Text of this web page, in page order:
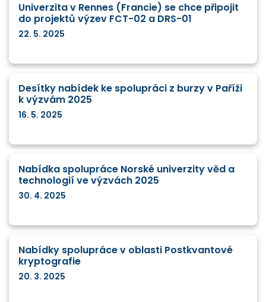
Univerzita v Rennes (Francie) se chce připojit
do projektů výzev FCT-02 a DRS-01
22. 5. 2025
Desítky nabídek ke spolupráci z burzy v Paříži
k výzvám 2025
16. 5. 2025
Nabídka spolupráce Norské univerzity věd a
technologií ve výzvách 2025
30. 4. 2025
Nabídky spolupráce v oblasti Postkvantové
kryptografie
20. 3. 2025